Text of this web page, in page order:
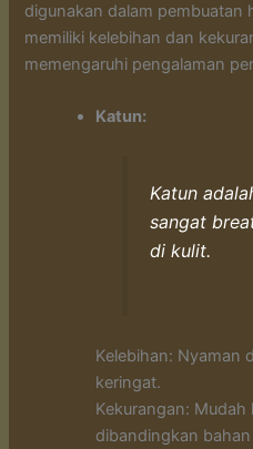
digunakan dalam pembuatan
memiliki kelebihan dan
memengaruhi pengalaman
Katun:
Katun
sangat
di kulit.
Kelebihan: Nyaman
keringat.
Kekurangan:
dibandingkan bahan